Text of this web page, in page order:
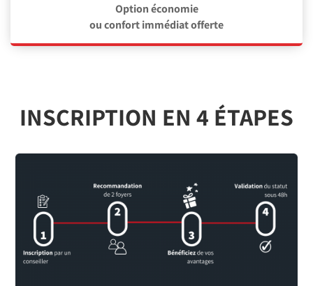
Option économie
ou confort immédiat offerte
INSCRIPTION EN 4 ÉTAPES